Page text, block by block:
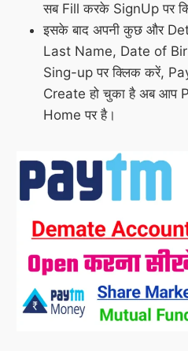
सब Fill करके SignUp पर
इसके बाद अपनी कुछ और
Last Name, Date of
Sing-up पर क्लिक करें,
Create हो चुका है अब आप
Home पर है।